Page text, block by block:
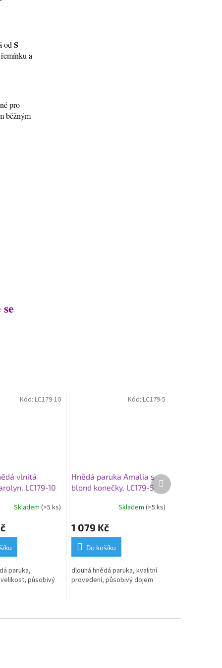
vlnitá
LC179-10
Skladem(>5 ks)
paruka,
působivý
Kód:LC179-10
Hnědá paruka Amalia s
blond konečky, LC179-5
Skladem (>5 ks)
1 079 Kč
Do košíku
dlouhá hnědá paruka, kvalitní
provedení, působivý dojem
Kód: LC179-5
Další
produkt
od S
a
pro
běžným